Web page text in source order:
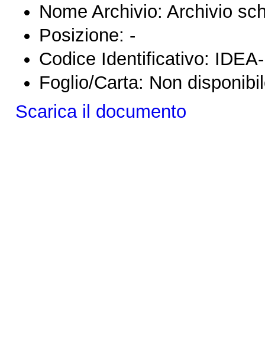
Nome Archivio: Archivio
Posizione: -
Codice Identificativo:
Foglio/Carta: Non
Scarica il documento